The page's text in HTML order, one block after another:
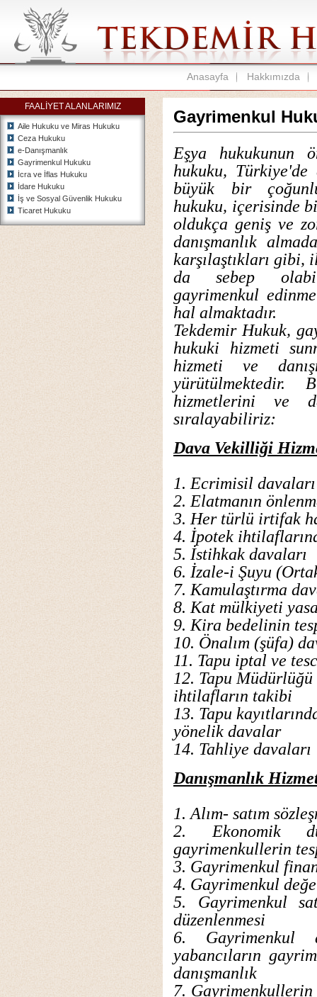
Anasayfa Hakkımızda
FAALİYET ALANLARIMIZ
Aile Hukuku ve Miras Hukuku
Ceza Hukuku
e-Danışmanlık
Gayrimenkul Hukuku
İcra ve İflas Hukuku
İdare Hukuku
İş ve Sosyal Güvenlik Hukuku
Ticaret Hukuku
Gayrimenkul
Eşya hukukunun
hukuku, Türkiye'de
büyük bir
hukuku, içerisinde
oldukça geniş ve
danışmanlık
karşılaştıkları gibi,
da sebep
gayrimenkul
hal almaktadır.
Tekdemir Hukuk,
hukuki hizmeti
hizmeti ve
hizmetlerini ve
sıralayabiliriz:
Dava Vekilliği
1. Ecrimisil davaları
2. Elatmanın
3. Her türlü irtifak
4. İpotek
5. İstihkak davaları
6. İzale-i Şuyu
7. Kamulaştırma
8. Kat mülkiyeti
9. Kira bedelinin
10. Önalım (şüfa)
11. Tapu iptal ve
12. Tapu
ihtilafların takibi
13. Tapu
yönelik davalar
14. Tahliye davaları
Danışmanlık
1. Alım- satım
2. Ekonomik
gayrimenkullerin
3. Gayrimenkul
4. Gayrimenkul
5. Gayrimenkul
düzenlenmesi
6. Gayrimenkul
yabancıların
danışmanlık
7.